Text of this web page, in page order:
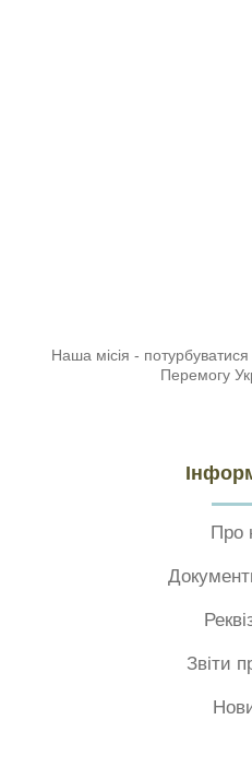
Наша місія -
Перемогу
Про
Звіти